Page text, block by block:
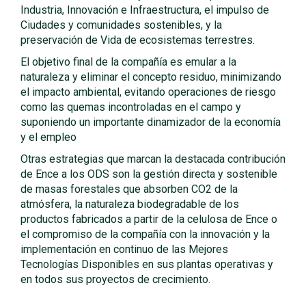
Industria, Innovación e Infraestructura, el impulso de
Ciudades y comunidades sostenibles, y la
preservación de Vida de ecosistemas terrestres.
El objetivo final de la compañía es emular a la
naturaleza y eliminar el concepto residuo, minimizando
el impacto ambiental, evitando operaciones de riesgo
como las quemas incontroladas en el campo y
suponiendo un importante dinamizador de la economía
y el empleo
Otras estrategias que marcan la destacada contribución
de Ence a los ODS son la gestión directa y sostenible
de masas forestales que absorben CO2 de la
atmósfera, la naturaleza biodegradable de los
productos fabricados a partir de la celulosa de Ence o
el compromiso de la compañía con la innovación y la
implementación en continuo de las Mejores
Tecnologías Disponibles en sus plantas operativas y
en todos sus proyectos de crecimiento.